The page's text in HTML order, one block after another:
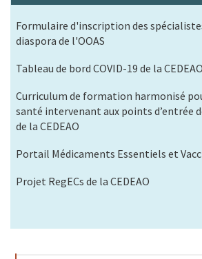
Formulaire d'inscription des
diaspora de l'OOAS
Tableau de bord COVID-19 de la CEDEAO
Curriculum de formation harmonisé
santé intervenant aux points d’entrée
de la CEDEAO
Portail Médicaments Essentiels et
Projet RegECs de la CEDEAO